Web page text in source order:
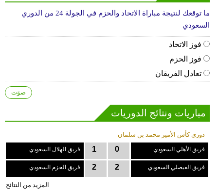
ما توقعك لنتيجة مباراة الاتحاد والحزم في الجولة 24 من الدوري
السعودي
فوز الاتحاد
فوز الحزم
تعادل الفريقان
مباريات ونتائج الدوريات
دوري كأس الأمير محمد بن سلمان
فريق الهلال السعودي 1 0 فريق الأهلي السعودي
فريق الحزم السعودي 2 2 فريق الفيصلي السعودي
المزيد من النتائج